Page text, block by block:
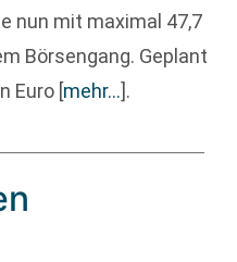
nun mit maximal 47,7
Börsengang. Geplant
Euro [mehr…].